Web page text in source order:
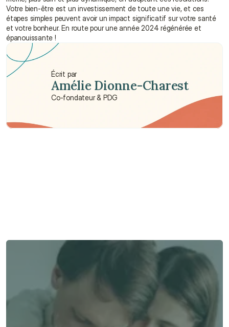
Votre bien-être est un investissement de toute une vie, et ces
étapes simples peuvent avoir un impact significatif sur votre santé
et votre bonheur. En route pour une année 2024 régénérée et
épanouissante !
Écrit par
Amélie Dionne-Charest
Co-fondateur & PDG